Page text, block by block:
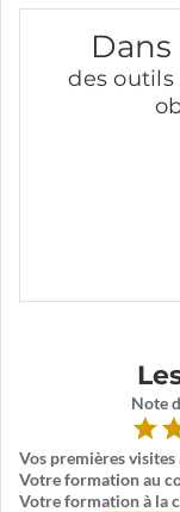
des
Note
Vos premières
Votre formation au
Votre formation à la